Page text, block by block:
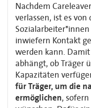
Nachdem
verlassen, ist es von
inwiefern Kontakt
werden kann.
abhängt, obTräger
Kapazitäten
für Träger, um die
ermöglichen, sofern